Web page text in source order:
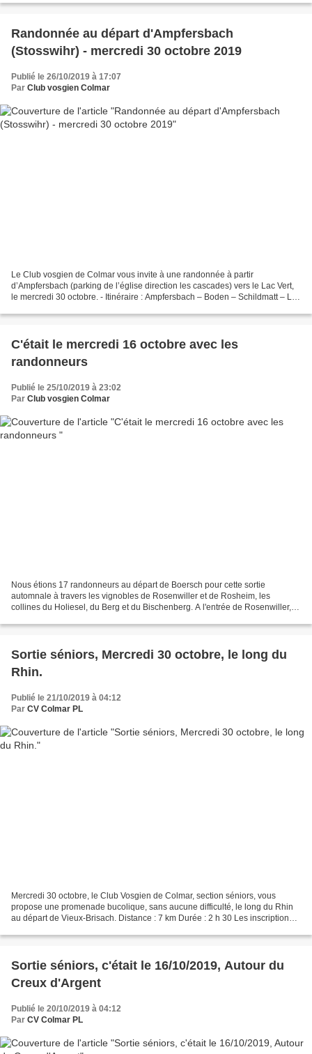
Randonnée au départ d'Ampfersbach
(Stosswihr) - mercredi 30 octobre 2019
Publié le 26/10/2019 à 17:07
Par Club vosgien Colmar
Le Club vosgien de Colmar vous invite à une randonnée à partir
d’Ampfersbach (parking de l’église direction les cascades) vers le Lac Vert,
le mercredi 30 octobre. - Itinéraire : Ampfersbach – Boden – Schildmatt – Lac
C'était le mercredi 16 octobre avec les
randonneurs
Publié le 25/10/2019 à 23:02
Par Club vosgien Colmar
Nous étions 17 randonneurs au départ de Boersch pour cette sortie
automnale à travers les vignobles de Rosenwiller et de Rosheim, les
collines du Holiesel, du Berg et du Bischenberg. A l'entrée de Rosenwiller,
Sortie séniors, Mercredi 30 octobre, le long du
Rhin.
Publié le 21/10/2019 à 04:12
Par CV Colmar PL
Mercredi 30 octobre, le Club Vosgien de Colmar, section séniors, vous
propose une promenade bucolique, sans aucune difficulté, le long du Rhin
au départ de Vieux-Brisach. Distance : 7 km Durée : 2 h 30 Les inscriptions
Sortie séniors, c'était le 16/10/2019, Autour du
Creux d'Argent
Publié le 20/10/2019 à 04:12
Par CV Colmar PL